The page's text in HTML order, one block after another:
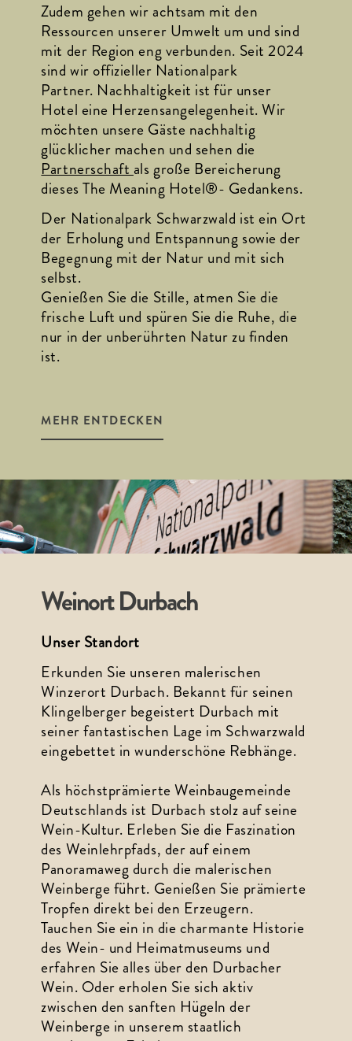
Zudem gehen wir achtsam mit den
Ressourcen unserer Umwelt um und sind
mit der Region eng verbunden. Seit 2024
sind wir offizieller Nationalpark
Partner. Nachhaltigkeit ist für unser
Hotel eine Herzensangelegenheit. Wir
möchten unsere Gäste nachhaltig
glücklicher machen und sehen die
Partnerschaft als große Bereicherung
dieses The Meaning Hotel®- Gedankens.
Der Nationalpark Schwarzwald ist ein Ort
der Erholung und Entspannung sowie der
Begegnung mit der Natur und mit sich
selbst.
Genießen Sie die Stille, atmen Sie die
frische Luft und spüren Sie die Ruhe, die
nur in der unberührten Natur zu finden
ist.
MEHR ENTDECKEN
Weinort Durbach
Unser Standort
Erkunden Sie unseren malerischen
Winzerort Durbach. Bekannt für seinen
Klingelberger begeistert Durbach mit
seiner fantastischen Lage im Schwarzwald
eingebettet in wunderschöne Rebhänge.
Als höchstprämierte Weinbaugemeinde
Deutschlands ist Durbach stolz auf seine
Wein-Kultur. Erleben Sie die Faszination
des Weinlehrpfads, der auf einem
Panoramaweg durch die malerischen
Weinberge führt. Genießen Sie prämierte
Tropfen direkt bei den Erzeugern.
Tauchen Sie ein in die charmante Historie
des Wein- und Heimatmuseums und
erfahren Sie alles über den Durbacher
Wein. Oder erholen Sie sich aktiv
zwischen den sanften Hügeln der
Weinberge in unserem staatlich